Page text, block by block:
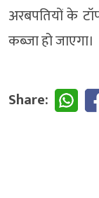
अरबपतियों के
कब्जा हो जाएगा।
Share: